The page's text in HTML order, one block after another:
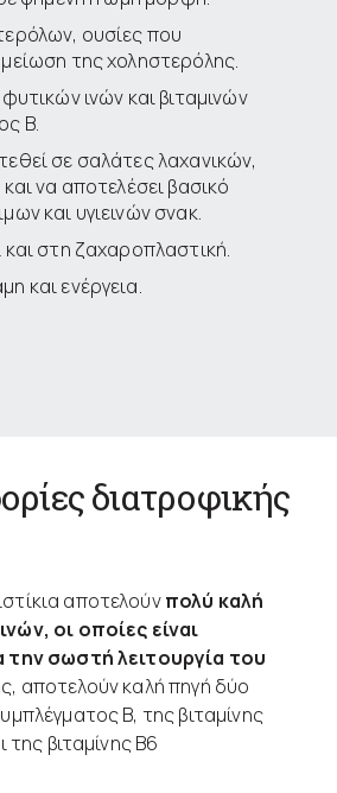
ουσίες που
της χοληστερόλης.
ινών και βιταμινών
Β.
σε σαλάτες λαχανικών,
να αποτελέσει βασικό
και υγιεινών σνακ.
και στη ζαχαροπλαστική.
και ενέργεια.
διατροφικής
αποτελούνπολύ καλή
οι οποίες είναι
την σωστή λειτουργία του
αποτελούν καλή πηγή δύο
Β, της βιταμίνης
της βιταμίνης Β6